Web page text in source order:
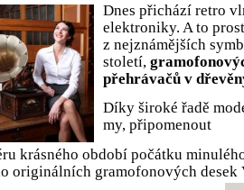
Dnes přichází retro
elektroniky. A to
z nejznámějších
století,
přehrávačů v
Díky široké řadě
my, připomenout
krásného období počátku
originálních gramofonových desek